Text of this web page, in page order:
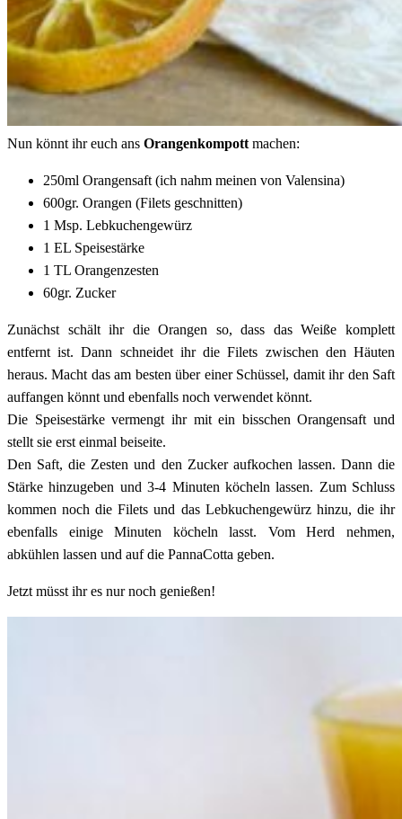
Nun könnt ihr euch ans Orangenkompott machen:
250ml Orangensaft (ich nahm meinen von Valensina)
600gr. Orangen (Filets geschnitten)
1 Msp. Lebkuchengewürz
1 EL Speisestärke
1 TL Orangenzesten
60gr. Zucker
Zunächst schält ihr die Orangen so, dass das Weiße komplett
entfernt ist. Dann schneidet ihr die Filets zwischen den Häuten
heraus. Macht das am besten über einer Schüssel, damit ihr den Saft
auffangen könnt und ebenfalls noch verwendet könnt.
Die Speisestärke vermengt ihr mit ein bisschen Orangensaft und
stellt sie erst einmal beiseite.
Den Saft, die Zesten und den Zucker aufkochen lassen. Dann die
Stärke hinzugeben und 3-4 Minuten köcheln lassen. Zum Schluss
kommen noch die Filets und das Lebkuchengewürz hinzu, die ihr
ebenfalls einige Minuten köcheln lasst. Vom Herd nehmen,
abkühlen lassen und auf die PannaCotta geben.
Jetzt müsst ihr es nur noch genießen!